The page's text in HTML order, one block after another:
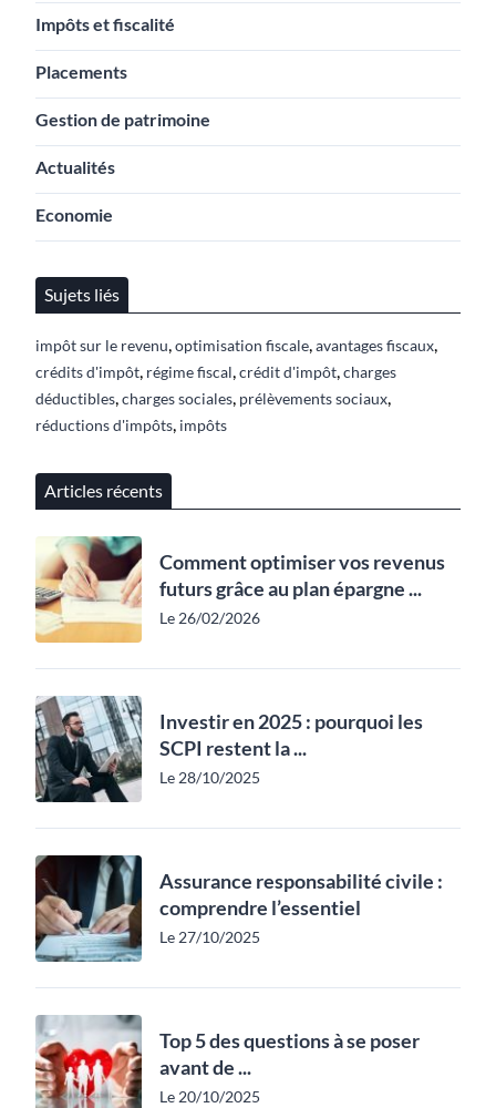
Impôts et fiscalité
Placements
Gestion de patrimoine
Actualités
Economie
Sujets liés
impôt sur le revenu,optimisation fiscale,avantages fiscaux,
crédits d'impôt, régime fiscal,crédit d'impôt,charges
déductibles,charges sociales, prélèvements sociaux,
réductions d'impôts, impôts
Articles récents
Comment optimiser vos revenus
futurs grâce au plan épargne ...
Le 26/02/2026
Investir en 2025 : pourquoi les
SCPI restent la ...
Le 28/10/2025
Assurance responsabilité civile :
comprendre l’essentiel
Le 27/10/2025
Top 5 des questions à se poser
avant de ...
Le 20/10/2025